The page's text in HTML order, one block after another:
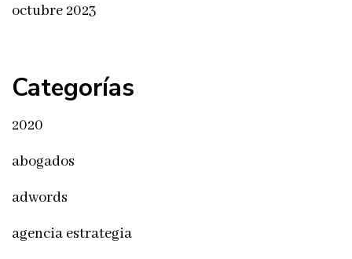
octubre 2023
Categorías
2020
abogados
adwords
agencia estrategia